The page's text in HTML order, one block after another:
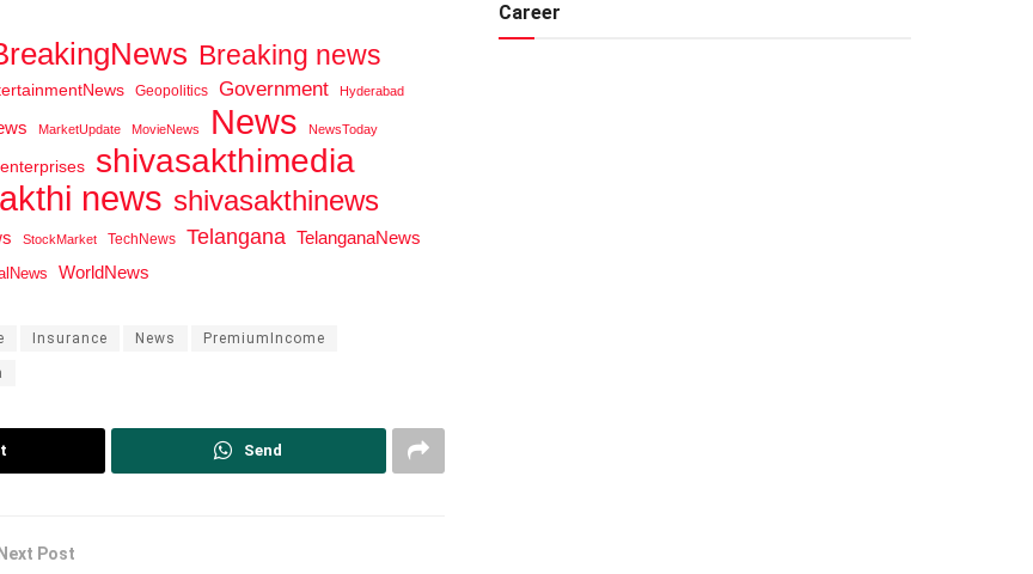
Breaking news
Geopolitics Government Hyderabad
MarketUpdate MovieNews News NewsToday
shivasakthimedia
news shivasakthinews
StockMarket TechNews Telangana TelanganaNews
WorldNews
Insurance News PremiumIncome
Send
Next Post
Career